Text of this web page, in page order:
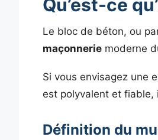
Qu’est-ce
Le bloc de béton, ou
maçonnerie moderne
Si vous envisagez une
est polyvalent et fiable,
Définition du